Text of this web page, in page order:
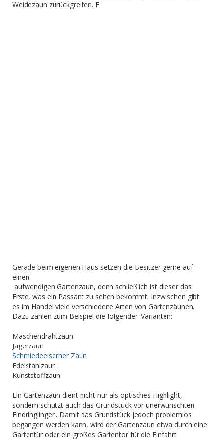
Weidezaun zurückgreifen. F
Gerade beim eigenen Haus setzen die Besitzer gerne auf
einen
aufwendigen Gartenzaun, denn schließlich ist dieser das
Erste, was ein Passant zu sehen bekommt. Inzwischen gibt
es im Handel viele verschiedene Arten von Gartenzäunen.
Dazu zählen zum Beispiel die folgenden Varianten:
Maschendrahtzaun
Jägerzaun
Schmiedeeiserner Zaun
Edelstahlzaun
Kunststoffzaun
Ein Gartenzaun dient nicht nur als optisches Highlight,
sondern schützt auch das Grundstück vor unerwünschten
Eindringlingen. Damit das Grundstück jedoch problemlos
begangen werden kann, wird der Gartenzaun etwa durch eine
Gartentür oder ein großes Gartentor für die Einfahrt